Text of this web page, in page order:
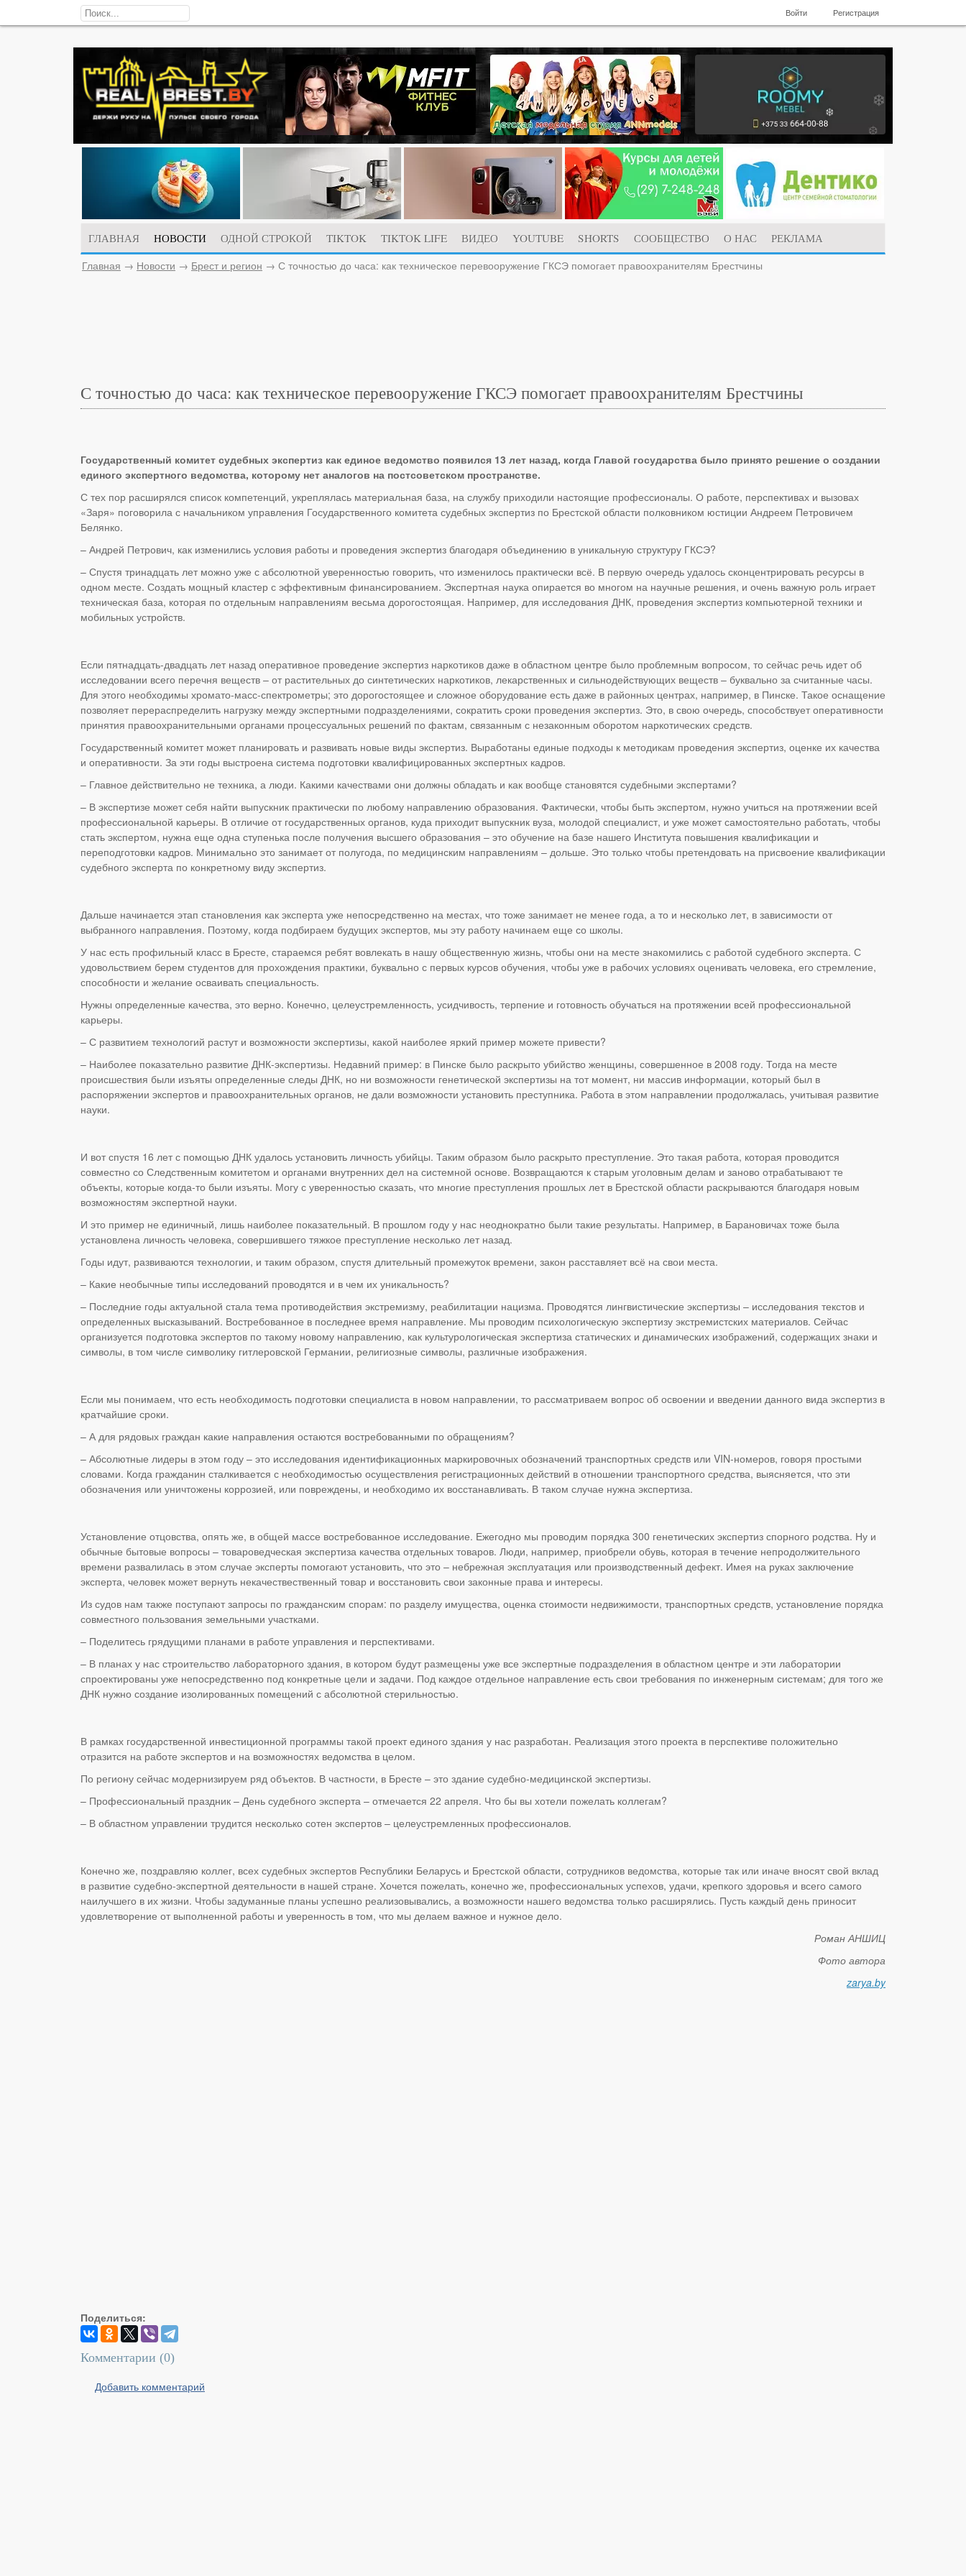
Войти Регистрация
ГЛАВНАЯ НОВОСТИ ОДНОЙ СТРОКОЙ TIKTOK TIKTOK LIFE ВИДЕО YOUTUBE SHORTS СООБЩЕСТВО О НАС
РЕКЛАМА
Главная → Новости → Брест и регион → С точностью до часа: как техническое перевооружение ГКСЭ помогает правоохранителям Брестчины
С точностью до часа: как техническое перевооружение ГКСЭ помогает правоохранителям Брестчины
Государственный комитет судебных экспертиз как единое ведомство появился 13 лет назад, когда Главой государства было принято решение о создании
единого экспертного ведомства, которому нет аналогов на постсоветском пространстве.
С тех пор расширялся список компетенций, укреплялась материальная база, на службу приходили настоящие профессионалы. О работе, перспективах и вызовах
«Заря» поговорила с начальником управления Государственного комитета судебных экспертиз по Брестской области полковником юстиции Андреем Петровичем
Белянко.
– Андрей Петрович, как изменились условия работы и проведения экспертиз благодаря объединению в уникальную структуру ГКСЭ?
– Спустя тринадцать лет можно уже с абсолютной уверенностью говорить, что изменилось практически всё. В первую очередь удалось сконцентрировать ресурсы в
одном месте. Создать мощный кластер с эффективным финансированием. Экспертная наука опирается во многом на научные решения, и очень важную роль играет
техническая база, которая по отдельным направлениям весьма дорогостоящая. Например, для исследования ДНК, проведения экспертиз компьютерной техники и
мобильных устройств.
Если пятнадцать-двадцать лет назад оперативное проведение экспертиз наркотиков даже в областном центре было проблемным вопросом, то сейчас речь идет об
исследовании всего перечня веществ – от растительных до синтетических наркотиков, лекарственных и сильнодействующих веществ – буквально за считанные часы.
Для этого необходимы хромато-масс-спектрометры; это дорогостоящее и сложное оборудование есть даже в районных центрах, например, в Пинске. Такое оснащение
позволяет перераспределить нагрузку между экспертными подразделениями, сократить сроки проведения экспертиз. Это, в свою очередь, способствует оперативности
принятия правоохранительными органами процессуальных решений по фактам, связанным с незаконным оборотом наркотических средств.
Государственный комитет может планировать и развивать новые виды экспертиз. Выработаны единые подходы к методикам проведения экспертиз, оценке их качества
и оперативности. За эти годы выстроена система подготовки квалифицированных экспертных кадров.
– Главное действительно не техника, а люди. Какими качествами они должны обладать и как вообще становятся судебными экспертами?
– В экспертизе может себя найти выпускник практически по любому направлению образования. Фактически, чтобы быть экспертом, нужно учиться на протяжении всей
профессиональной карьеры. В отличие от государственных органов, куда приходит выпускник вуза, молодой специалист, и уже может самостоятельно работать, чтобы
стать экспертом, нужна еще одна ступенька после получения высшего образования – это обучение на базе нашего Института повышения квалификации и
переподготовки кадров. Минимально это занимает от полугода, по медицинским направлениям – дольше. Это только чтобы претендовать на присвоение квалификации
судебного эксперта по конкретному виду экспертиз.
Дальше начинается этап становления как эксперта уже непосредственно на местах, что тоже занимает не менее года, а то и несколько лет, в зависимости от
выбранного направления. Поэтому, когда подбираем будущих экспертов, мы эту работу начинаем еще со школы.
У нас есть профильный класс в Бресте, стараемся ребят вовлекать в нашу общественную жизнь, чтобы они на месте знакомились с работой судебного эксперта. С
удовольствием берем студентов для прохождения практики, буквально с первых курсов обучения, чтобы уже в рабочих условиях оценивать человека, его стремление,
способности и желание осваивать специальность.
Нужны определенные качества, это верно. Конечно, целеустремленность, усидчивость, терпение и готовность обучаться на протяжении всей профессиональной
карьеры.
– С развитием технологий растут и возможности экспертизы, какой наиболее яркий пример можете привести?
– Наиболее показательно развитие ДНК-экспертизы. Недавний пример: в Пинске было раскрыто убийство женщины, совершенное в 2008 году. Тогда на месте
происшествия были изъяты определенные следы ДНК, но ни возможности генетической экспертизы на тот момент, ни массив информации, который был в
распоряжении экспертов и правоохранительных органов, не дали возможности установить преступника. Работа в этом направлении продолжалась, учитывая развитие
науки.
И вот спустя 16 лет с помощью ДНК удалось установить личность убийцы. Таким образом было раскрыто преступление. Это такая работа, которая проводится
совместно со Следственным комитетом и органами внутренних дел на системной основе. Возвращаются к старым уголовным делам и заново отрабатывают те
объекты, которые когда-то были изъяты. Могу с уверенностью сказать, что многие преступления прошлых лет в Брестской области раскрываются благодаря новым
возможностям экспертной науки.
И это пример не единичный, лишь наиболее показательный. В прошлом году у нас неоднократно были такие результаты. Например, в Барановичах тоже была
установлена личность человека, совершившего тяжкое преступление несколько лет назад.
Годы идут, развиваются технологии, и таким образом, спустя длительный промежуток времени, закон расставляет всё на свои места.
– Какие необычные типы исследований проводятся и в чем их уникальность?
– Последние годы актуальной стала тема противодействия экстремизму, реабилитации нацизма. Проводятся лингвистические экспертизы – исследования текстов и
определенных высказываний. Востребованное в последнее время направление. Мы проводим психологическую экспертизу экстремистских материалов. Сейчас
организуется подготовка экспертов по такому новому направлению, как культурологическая экспертиза статических и динамических изображений, содержащих знаки и
символы, в том числе символику гитлеровской Германии, религиозные символы, различные изображения.
Если мы понимаем, что есть необходимость подготовки специалиста в новом направлении, то рассматриваем вопрос об освоении и введении данного вида экспертиз в
кратчайшие сроки.
– А для рядовых граждан какие направления остаются востребованными по обращениям?
– Абсолютные лидеры в этом году – это исследования идентификационных маркировочных обозначений транспортных средств или VIN-номеров, говоря простыми
словами. Когда гражданин сталкивается с необходимостью осуществления регистрационных действий в отношении транспортного средства, выясняется, что эти
обозначения или уничтожены коррозией, или повреждены, и необходимо их восстанавливать. В таком случае нужна экспертиза.
Установление отцовства, опять же, в общей массе востребованное исследование. Ежегодно мы проводим порядка 300 генетических экспертиз спорного родства. Ну и
обычные бытовые вопросы – товароведческая экспертиза качества отдельных товаров. Люди, например, приобрели обувь, которая в течение непродолжительного
времени развалилась в этом случае эксперты помогают установить, что это – небрежная эксплуатация или производственный дефект. Имея на руках заключение
эксперта, человек может вернуть некачествественный товар и восстановить свои законные права и интересы.
Из судов нам также поступают запросы по гражданским спорам: по разделу имущества, оценка стоимости недвижимости, транспортных средств, установление порядка
совместного пользования земельными участками.
– Поделитесь грядущими планами в работе управления и перспективами.
– В планах у нас строительство лабораторного здания, в котором будут размещены уже все экспертные подразделения в областном центре и эти лаборатории
спроектированы уже непосредственно под конкретные цели и задачи. Под каждое отдельное направление есть свои требования по инженерным системам; для того же
ДНК нужно создание изолированных помещений с абсолютной стерильностью.
В рамках государственной инвестиционной программы такой проект единого здания у нас разработан. Реализация этого проекта в перспективе положительно
отразится на работе экспертов и на возможностях ведомства в целом.
По региону сейчас модернизируем ряд объектов. В частности, в Бресте – это здание судебно-медицинской экспертизы.
– Профессиональный праздник – День судебного эксперта – отмечается 22 апреля. Что бы вы хотели пожелать коллегам?
– В областном управлении трудится несколько сотен экспертов – целеустремленных профессионалов.
Конечно же, поздравляю коллег, всех судебных экспертов Республики Беларусь и Брестской области, сотрудников ведомства, которые так или иначе вносят свой вклад
в развитие судебно-экспертной деятельности в нашей стране. Хочется пожелать, конечно же, профессиональных успехов, удачи, крепкого здоровья и всего самого
наилучшего в их жизни. Чтобы задуманные планы успешно реализовывались, а возможности нашего ведомства только расширялись. Пусть каждый день приносит
удовлетворение от выполненной работы и уверенность в том, что мы делаем важное и нужное дело.
Роман АНШИЦ
Фото автора
zarya.by
Поделиться:
Комментарии (0)
Добавить комментарий